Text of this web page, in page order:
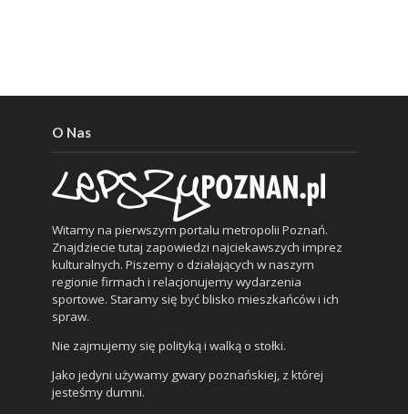
O Nas
Witamy na pierwszym portalu metropolii Poznań.
Znajdziecie tutaj zapowiedzi najciekawszych imprez
kulturalnych. Piszemy o działających w naszym
regionie firmach i relacjonujemy wydarzenia
sportowe. Staramy się być blisko mieszkańców i ich
spraw.
Nie zajmujemy się polityką i walką o stołki.
Jako jedyni używamy gwary poznańskiej, z której
jesteśmy dumni.